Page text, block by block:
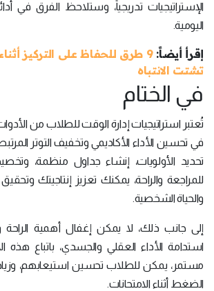
الإستراتيجيات تدريجياً، وستلاحظ الفرق في
اليومية.
إقرأ أيضاً:
9 طرق للحفاظ على التركيز
تشتت الانتباه
في الختام
تُعتبر استراتيجيات إدارة الوقت للطلاب من
في تحسين الأداء الأكاديمي وتخفيف التوتر
تحديد الأولويات، إنشاء جداول
للمراجعة والراحة، يمكنك تعزيز إنتاجيتك
والحياة الشخصية.
إلى جانب ذلك، لا يمكن إغفال أهمية الراحة
استدامة الأداء العقلي والجسدي، باتباع هذه
مستمر، يمكن للطلاب تحسين استيعابهم،
الضغط أثناء الامتحانات.